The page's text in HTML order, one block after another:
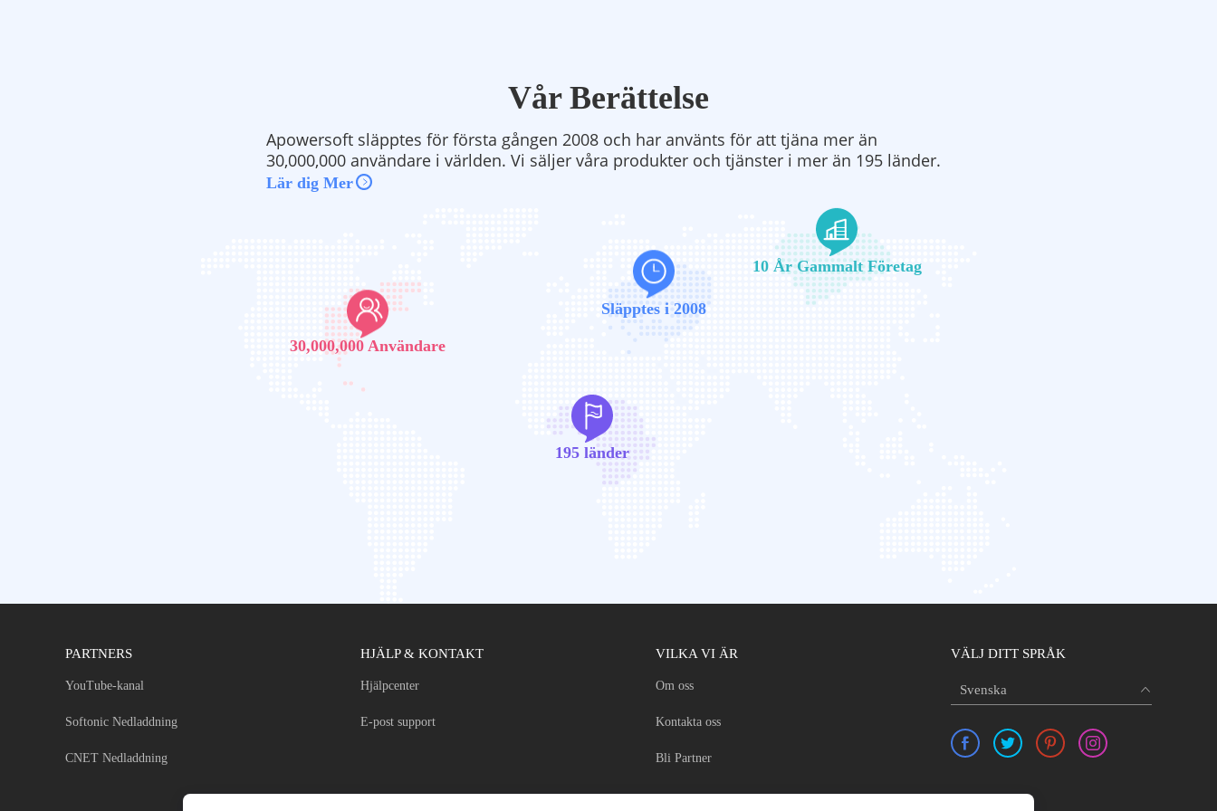
Vår Berättelse
Apowersoft släpptes för första gången 2008 och har använts för att tjäna mer än
30,000,000 användare i världen. Vi säljer våra produkter och tjänster i mer än 195 länder.
Lär dig Mer
30,000,000 Användare
Släpptes i 2008
10 År Gammalt Företag
195 länder
PARTNERS
YouTube-kanal
Softonic Nedladdning
CNET Nedladdning
HJÄLP & KONTAKT
Hjälpcenter
E-post support
VILKA VI ÄR
Om oss
Kontakta oss
Bli Partner
VÄLJ DITT SPRÅK